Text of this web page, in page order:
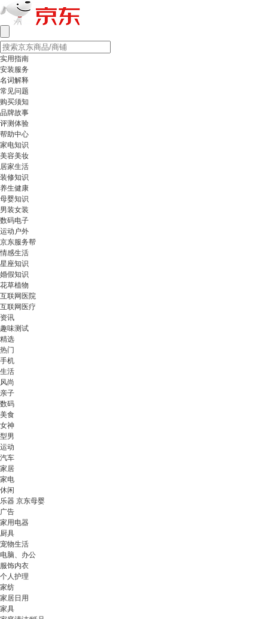
实用指南
安装服务
名词解释
常见问题
购买须知
品牌故事
评测体验
帮助中心
家电知识
美容美妆
居家生活
装修知识
养生健康
母婴知识
男装女装
数码电子
运动户外
京东服务帮
情感生活
星座知识
婚假知识
花草植物
互联网医院
互联网医疗
资讯
趣味测试
精选
热门
手机
生活
风尚
亲子
数码
美食
女神
型男
运动
汽车
家居
家电
休闲
乐器 京东母婴
广告
家用电器
厨具
宠物生活
电脑、办公
服饰内衣
个人护理
家纺
家居日用
家具